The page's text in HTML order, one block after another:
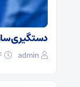
دستگیری
admin